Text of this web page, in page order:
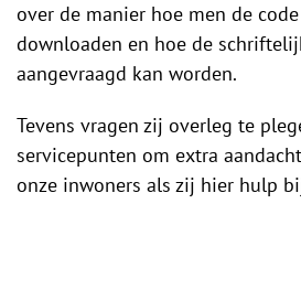
over de manier hoe men de
downloaden en hoe de
aangevraagd kan worden.
Tevens vragen zij overleg te
servicepunten om extra
onze inwoners als zij hier hulp